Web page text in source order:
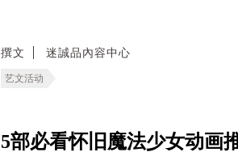
撰文 迷誠品內容中心
艺文活动
5部必看怀旧魔法少女动画